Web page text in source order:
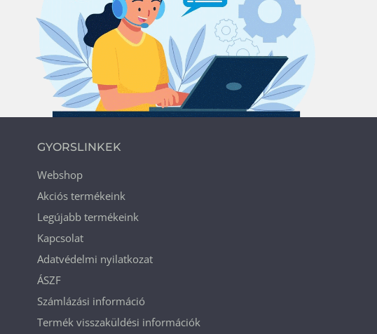
GYORSLINKEK
Webshop
Akciós termékeink
Legújabb termékeink
Kapcsolat
Adatvédelmi nyilatkozat
ÁSZF
Számlázási információ
Termék visszaküldési információk